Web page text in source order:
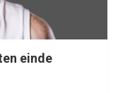
einde